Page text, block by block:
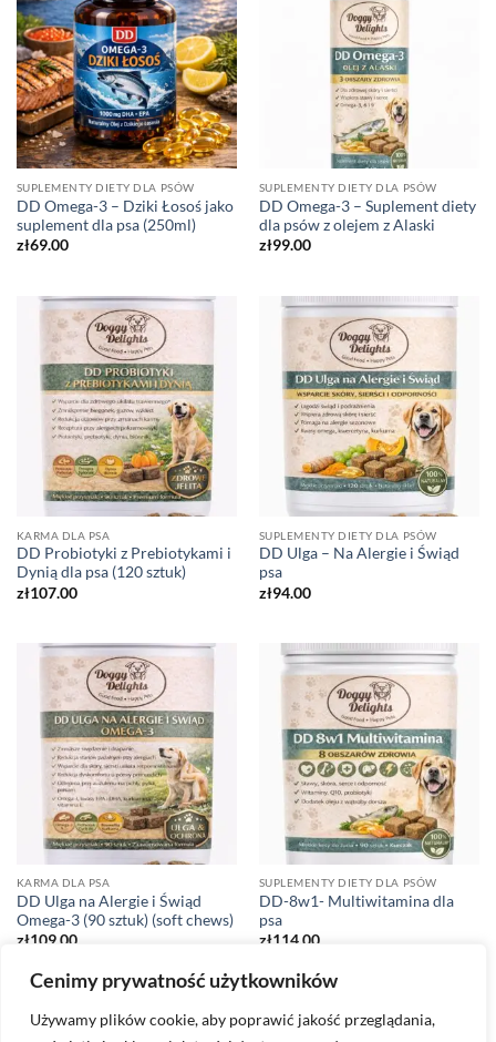
Cenimy prywatność użytkowników
Używamy plików cookie, aby poprawić jakość przeglądania,
SUPLEMENTY DIETY DLA PSÓW
DD Omega-3 – Dziki Łosoś jako
suplement dla psa (250ml)
zł69.00
SUPLEMENTY DIETY DLA PSÓW
DD Omega-3 – Suplement diety
dla psów z olejem z Alaski
zł99.00
KARMA DLA PSA
DD Probiotyki z Prebiotykami i
Dynią dla psa (120 sztuk)
zł107.00
SUPLEMENTY DIETY DLA PSÓW
DD Ulga – Na Alergie i Świąd
psa
zł94.00
KARMA DLA PSA
DD Ulga na Alergie i Świąd
Omega-3 (90 sztuk) (soft chews)
zł109.00
SUPLEMENTY DIETY DLA PSÓW
DD-8w1- Multiwitamina dla
psa
zł114.00
1 2